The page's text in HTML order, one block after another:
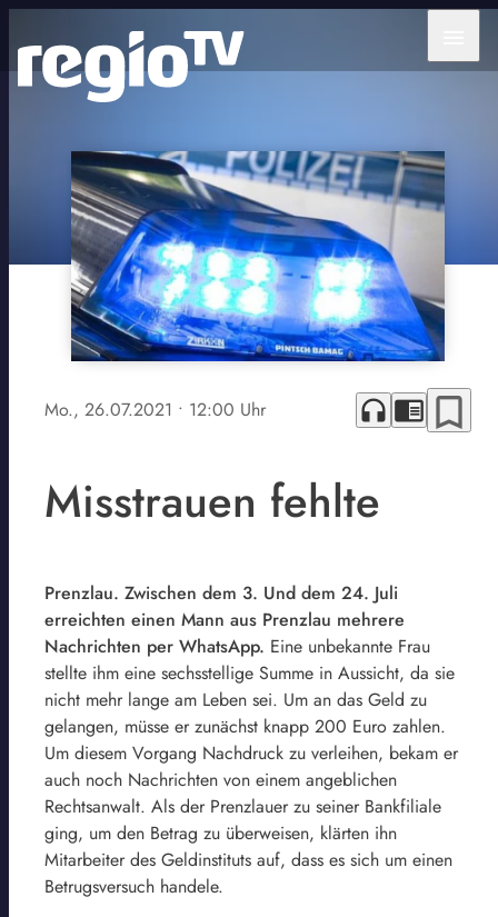
Mo., 26.07.2021 • 12:00 Uhr headphones chrome_reader_mode bookmark_border
Misstrauen fehlte
Prenzlau. Zwischen dem 3. Und dem 24. Juli
erreichten einen Mann aus Prenzlau mehrere
Nachrichten per WhatsApp. Eine unbekannte Frau
stellte ihm eine sechsstellige Summe in Aussicht, da sie
nicht mehr lange am Leben sei. Um an das Geld zu
gelangen, müsse er zunächst knapp 200 Euro zahlen.
Um diesem Vorgang Nachdruck zu verleihen, bekam er
auch noch Nachrichten von einem angeblichen
Rechtsanwalt. Als der Prenzlauer zu seiner Bankfiliale
ging, um den Betrag zu überweisen, klärten ihn
Mitarbeiter des Geldinstituts auf, dass es sich um einen
Betrugsversuch handele.